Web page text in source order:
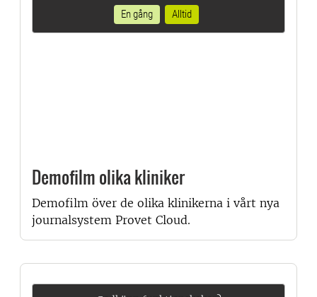
En gång
Alltid
Demofilm olika kliniker
Demofilm över de olika klinikerna i vårt nya
journalsystem Provet Cloud.